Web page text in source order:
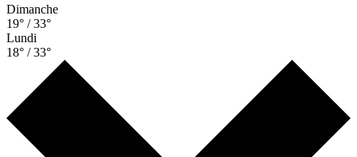
Dimanche
19° / 33°
Lundi
18° / 33°